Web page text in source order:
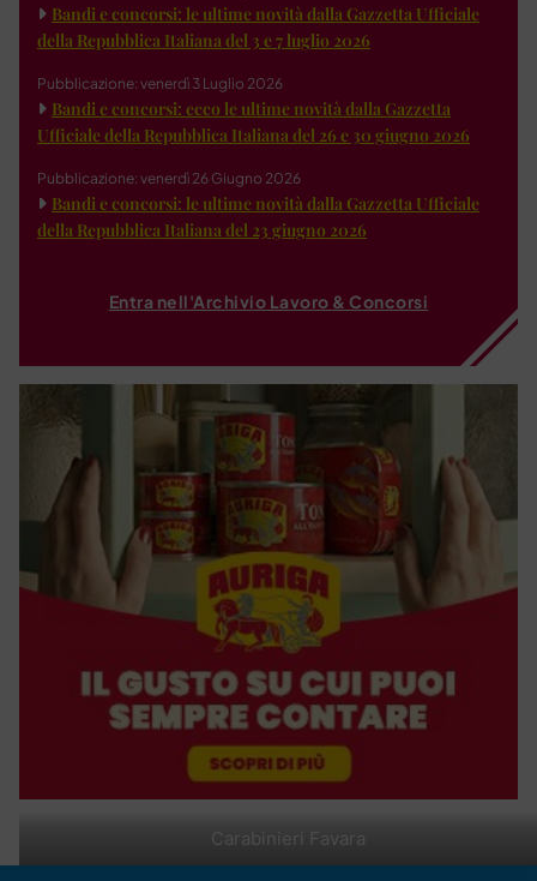
Carabinieri Favara
Bandi e concorsi: le ultime novità dalla Gazzetta Ufficiale
della Repubblica Italiana del 3 e 7 luglio 2026
Pubblicazione: venerdì 3 Luglio 2026
Bandi e concorsi: ecco le ultime novità dalla Gazzetta
Ufficiale della Repubblica Italiana del 26 e 30 giugno 2026
Pubblicazione: venerdì 26 Giugno 2026
Bandi e concorsi: le ultime novità dalla Gazzetta Ufficiale
della Repubblica Italiana del 23 giugno 2026
Entra nell'Archivio Lavoro & Concorsi